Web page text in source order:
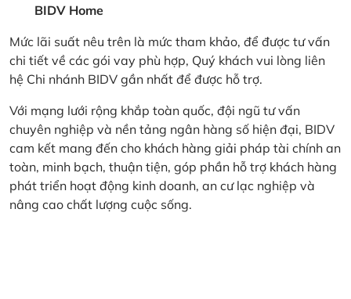
BIDV Home
Mức lãi suất nêu trên là mức tham khảo, để được tư vấn
chi tiết về các gói vay phù hợp, Quý khách vui lòng liên
hệ Chi nhánh BIDV gần nhất để được hỗ trợ.
Với mạng lưới rộng khắp toàn quốc, đội ngũ tư vấn
chuyên nghiệp và nền tảng ngân hàng số hiện đại, BIDV
cam kết mang đến cho khách hàng giải pháp tài chính an
toàn, minh bạch, thuận tiện, góp phần hỗ trợ khách hàng
phát triển hoạt động kinh doanh, an cư lạc nghiệp và
nâng cao chất lượng cuộc sống.